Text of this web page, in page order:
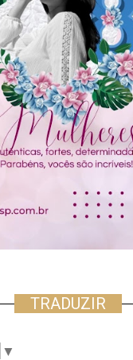
TRADUZIR
▼